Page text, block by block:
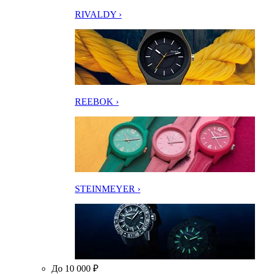
RIVALDY ›
REEBOK ›
STEINMEYER ›
До 10 000 ₽